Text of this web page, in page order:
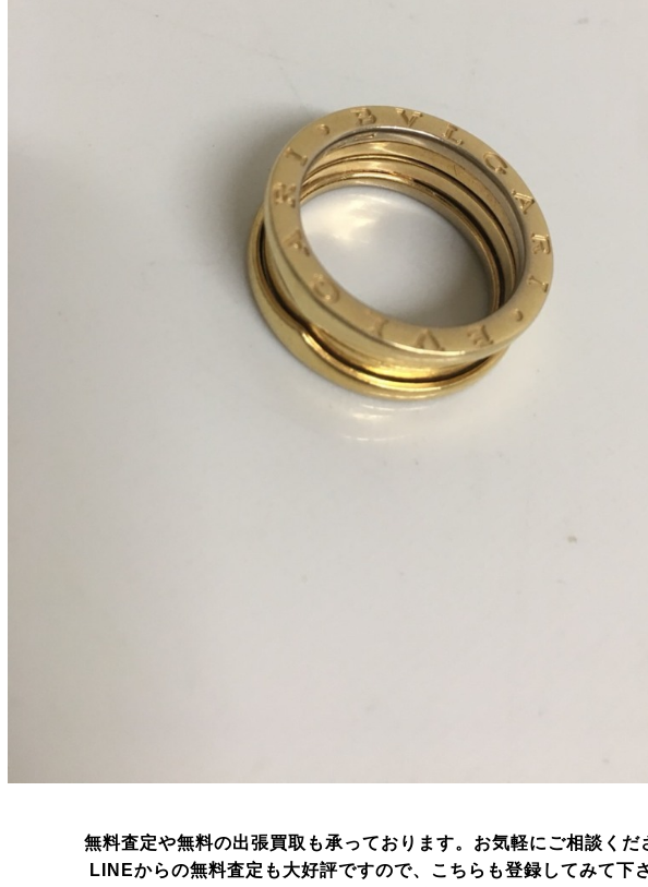
無料査定や無料の出張買取も承っております。お気軽にご相談くだ
LINEからの無料査定も大好評ですので、こちらも登録してみて下さ